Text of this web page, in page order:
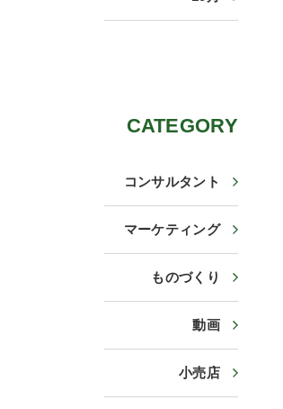
CATEGORY
コンサルタント
マーケティング
ものづくり
動画
小売店